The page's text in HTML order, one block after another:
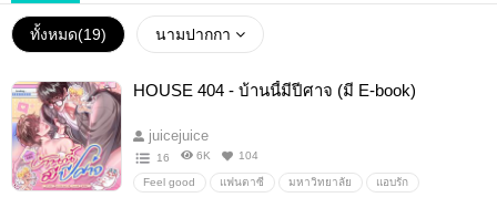
ทั้งหมด(19) นามปากกา
HOUSE 404 - บ้านนี้มีปีศาจ (มี E-book)
juicejuice
16 6K 104
Feel good แฟนตาซี มหาวิทยาลัย แอบรัก